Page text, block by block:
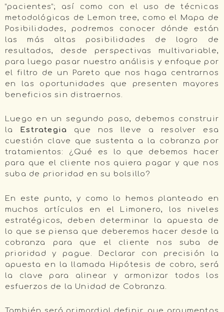
“pacientes”; así como con el uso de técnicas
metodológicas de Lemon tree, como el Mapa de
Posibilidades, podremos conocer dónde están
las más altas posibilidades de logro de
resultados, desde perspectivas multivariable,
para luego pasar nuestro análisis y enfoque por
el filtro de un Pareto que nos haga centrarnos
en las oportunidades que presenten mayores
beneficios sin distraernos.
Luego en un segundo paso, debemos construir
la Estrategia que nos lleve a resolver esa
cuestión clave que sustenta a la cobranza por
tratamientos: ¿Qué es lo que debemos hacer
para que el cliente nos quiera pagar y que nos
suba de prioridad en su bolsillo?
En este punto, y como lo hemos planteado en
muchos artículos en el Limonero, los niveles
estratégicos, deben determinar la apuesta de
lo que se piensa que deberemos hacer desde la
cobranza para que el cliente nos suba de
prioridad y pague. Declarar con precisión la
apuesta en la llamada Hipótesis de cobro, será
la clave para alinear y armonizar todos los
esfuerzos de la Unidad de Cobranza.